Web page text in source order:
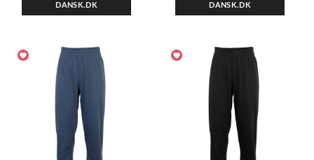
DANSK.DK DANSK.DK